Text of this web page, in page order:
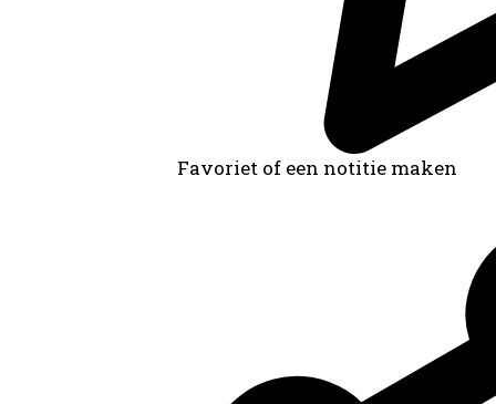
Favoriet of een notitie maken